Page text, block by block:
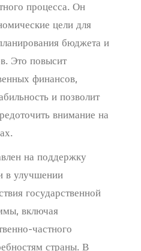
процесса. Он
цели для
бюджета и
Это повысит
финансов,
и позволит
внимание на
на поддержку
в улучшении
государственной
включая
частного
страны. В